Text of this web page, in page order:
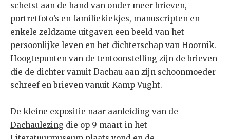
schetst aan de hand van onder meer brieven,
portretfoto’s en familiekiekjes, manuscripten en
enkele zeldzame uitgaven een beeld van het
persoonlijke leven en het dichterschap van Hoornik.
Hoogtepunten van de tentoonstelling zijn de brieven
die de dichter vanuit Dachau aan zijn schoonmoeder
schreef en brieven vanuit Kamp Vught.
De kleine expositie naar aanleiding van de
Dachaulezing die op 9 maart in het